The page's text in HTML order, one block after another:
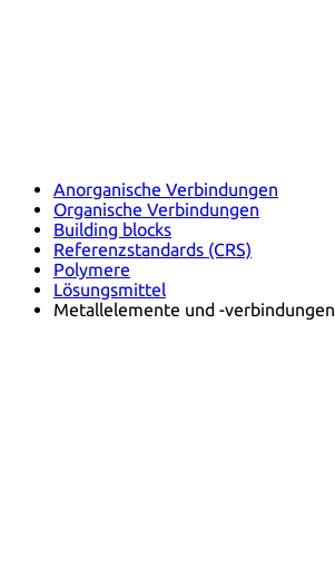
Anorganische Verbindungen
Organische Verbindungen
Building blocks
Referenzstandards (CRS)
Polymere
Lösungsmittel
Metallelemente und -verbindungen